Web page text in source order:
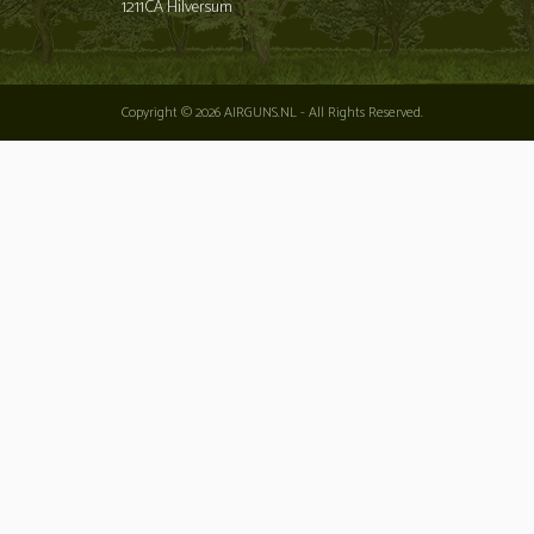
1211CA Hilversum
Copyright © 2026 AIRGUNS.NL - All Rights Reserved.